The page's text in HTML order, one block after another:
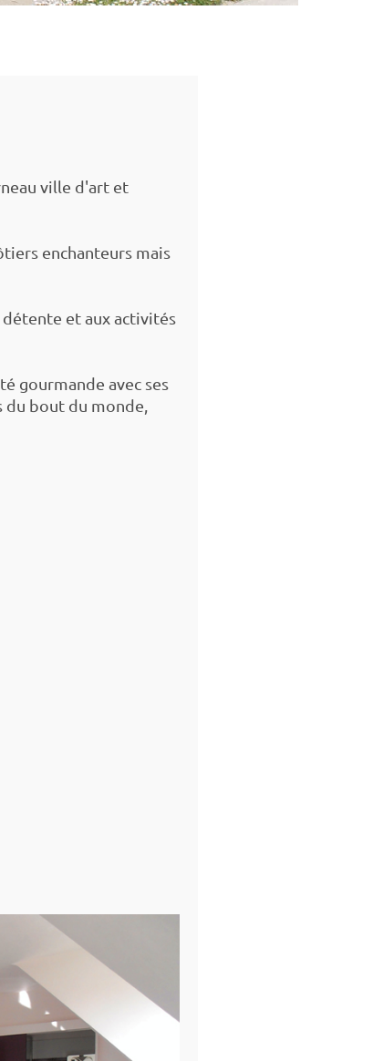
ville d'art et
enchanteurs mais
détente et aux activités
gourmande avec ses
du bout du monde,